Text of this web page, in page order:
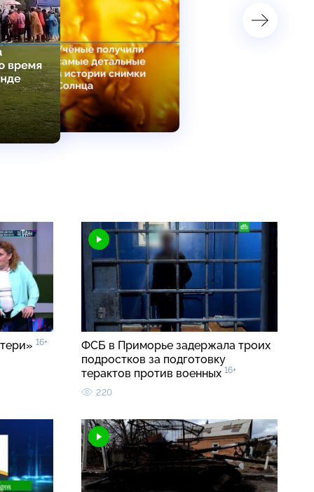
16+
ФСБ в Приморье задержала троих
подростков за подготовку
терактов против военных 16+
220